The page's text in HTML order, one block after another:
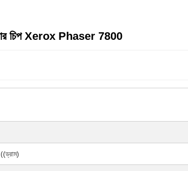
চিপ Xerox Phaser 7800